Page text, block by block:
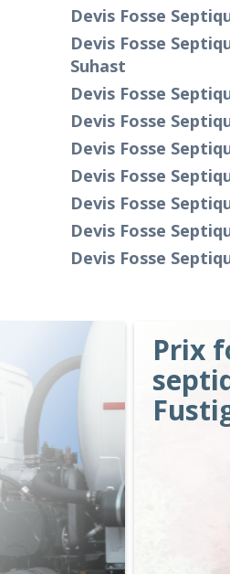
Devis Fosse
Devis Fosse
Suhast
Devis Fosse
Devis Fosse
Devis Fosse
Devis Fosse
Devis Fosse
Devis Fosse
Devis Fosse
Prix